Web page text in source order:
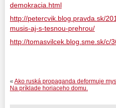
demokracia.html
http://petercvik.blog.pravda.sk/
musis-aj-s-tesnou-prehrou/
http://tomasvilcek.blog.sme.sk/c/
« Ako ruská propaganda deformuje
Na príklade horiaceho domu.